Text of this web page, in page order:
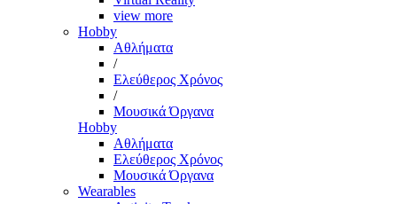
view more
Hobby
Αθλήματα
/
Ελεύθερος Χρόνος
/
Μουσικά Όργανα
Hobby
Αθλήματα
Ελεύθερος Χρόνος
Μουσικά Όργανα
Wearables